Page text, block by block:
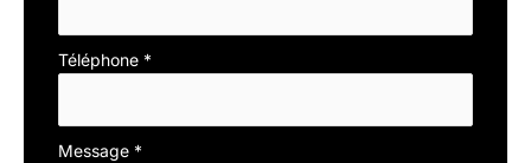
Téléphone *
Message *